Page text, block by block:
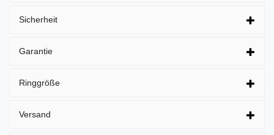
Sicherheit
Garantie
Ringgröße
Versand